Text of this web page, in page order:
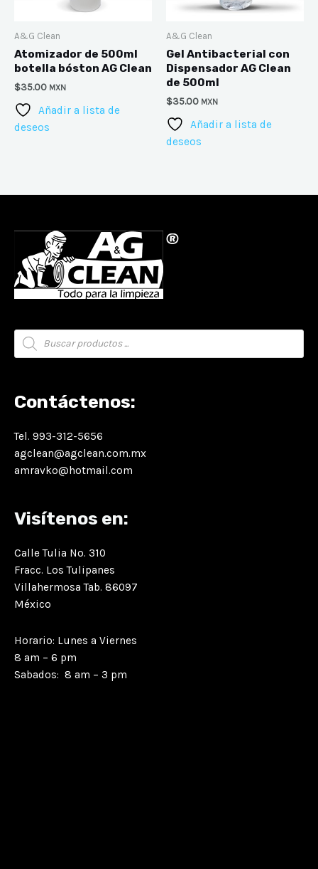
A&G Clean
Atomizador de 500ml
botella bóston AG Clean
$35.00 MXN
Añadir a lista de
deseos
A&G Clean
Gel Antibacterial con
Dispensador AG Clean
de 500ml
$35.00 MXN
Añadir a lista de
deseos
Búsqueda
de
productos
Contáctenos:
Tel. 993-312-5656
agclean@agclean.com.mx
amravko@hotmail.com
Visítenos en:
Calle Tulia No. 310
Fracc. Los Tulipanes
Villahermosa Tab. 86097
México
Horario: Lunes a Viernes
8 am – 6 pm
Sabados: 8 am – 3 pm